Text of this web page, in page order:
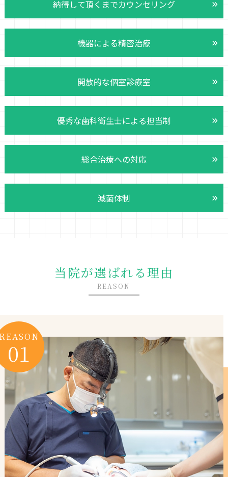
納得して頂くまでカウンセリング
機器による精密治療
開放的な個室診療室
優秀な歯科衛生士による担当制
総合治療への対応
滅菌体制
当院が選ばれる理由
REASON
01